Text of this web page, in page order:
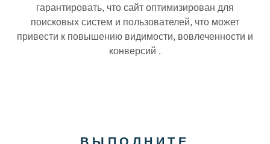
гарантировать, что сайт оптимизирован для
поисковых систем и пользователей, что может
привести к повышению видимости, вовлеченности и
конверсий .